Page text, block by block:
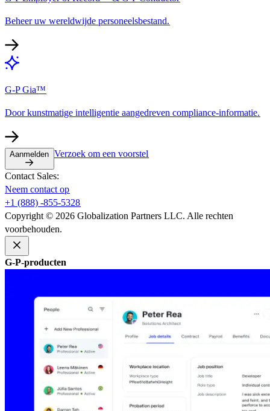
Beheer uw wereldwijde personeelsbestand.​​
G-P Gia™​​
Door kunstmatige intelligentie aangedreven compliance-informatie.​​
Aanmelden​​ Verzoek om een voorstel​​
Contact Sales:​​
Neem contact op​​
+1 (888) -855-5328​​
Copyright © 2026 Globalization Partners LLC. Alle rechten
voorbehouden.​​
G-P-producten​​